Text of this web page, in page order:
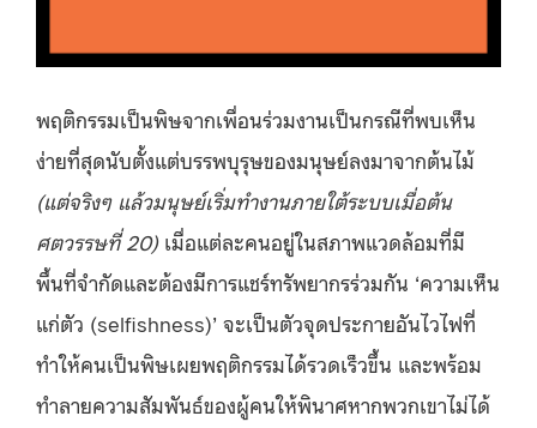
พฤติกรรมเป็นพิษจากเพื่อนร่วมงานเป็นกรณีที่พบเห็น
ง่ายที่สุดนับตั้งแต่บรรพบุรุษของมนุษย์ลงมาจากต้นไม้
(แต่จริงๆ แล้วมนุษย์เริ่มทำงานภายใต้ระบบเมื่อต้น
ศตวรรษที่ 20)เมื่อแต่ละคนอยู่ในสภาพแวดล้อมที่มี
พื้นที่จำกัดและต้องมีการแชร์ทรัพยากรร่วมกัน ‘ความเห็น
แก่ตัว (selfishness)’ จะเป็นตัวจุดประกายอันไวไฟที่
ทำให้คนเป็นพิษเผยพฤติกรรมได้รวดเร็วขึ้น และพร้อม
ทำลายความสัมพันธ์ของผู้คนให้พินาศหากพวกเขาไม่ได้